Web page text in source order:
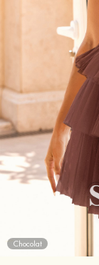
Chocolat